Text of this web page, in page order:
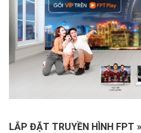
LẮP ĐẶT TRUYỀN HÌNH FPT